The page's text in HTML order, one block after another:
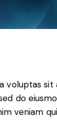
voluptas sit
do
veniam